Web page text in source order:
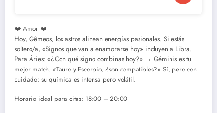
❤️ Amor ❤️
Hoy, Gêmeos, los astros alinean energías pasionales. Si estás
soltero/a, «Signos que van a enamorarse hoy» incluyen a Libra.
Para Áries: «¿Con qué signo combinas hoy?» → Géminis es tu
mejor match. «Tauro y Escorpio, ¿son compatibles?» Sí, pero con
cuidado: su química es intensa pero volátil.
Horario ideal para citas: 18:00 – 20:00